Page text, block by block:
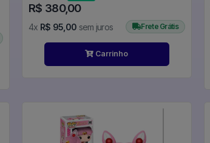
R$ 380,00
4x R$ 95,00 sem juros Frete Grátis
Carrinho